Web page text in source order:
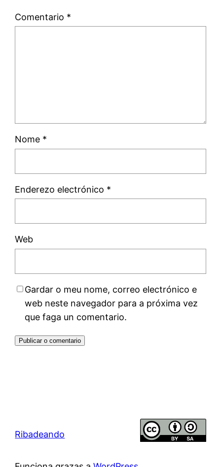
Comentario *
Nome *
Enderezo electrónico *
Web
Gardar o meu nome, correo electrónico e
web neste navegador para a próxima vez
que faga un comentario.
Ribadeando